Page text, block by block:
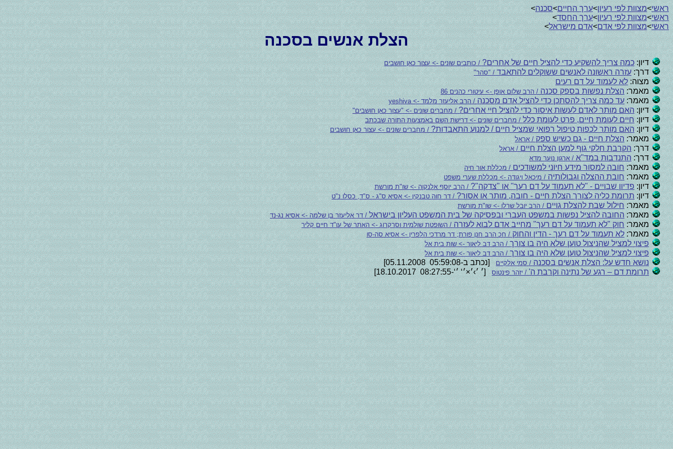
ראשי>מצוות לפי רעיון>ערך החיים>סכנה>
ראשי>מצוות לפי רעיון>ערך החסד>
ראשי>מצוות לפי אדם>אדם מישראל>
הצלת אנשים בסכנה
דיון:כמה צריך להשקיע כדי להציל חיים של אחרים?/ כותבים שונים -> עצור כאן חושבים
דרך:עזרה ראשונה לאנשים ששוקלים להתאבד/ "סהר"
מצוה:לא לעמוד על דם רעים
מאמר:הצלת נפשות בספק סכנה/ הרב שלום אופן -> עיטורי כהנים 86
מאמר:עד כמה צריך להסתכן כדי להציל אדם מסכנה/ הרב אליעזר מלמד -> yeshiva
דיון:האם מותר לאדם לעשות איסור כדי להציל חיי אחרים?/ מחברים שונים -> "עצור כאן חושבים"
דיון:חיים לעומת חיים, פרט לעומת כלל/ מחברים שונים -> דרישת השם באמצעות התורה שבכתב
דיון:האם מותר לכפות טיפול רפואי שמציל חיים / למנוע התאבדות?/ מחברים שונים -> עצור כאן חושבים
מאמר:הצלת חיים - גם כשיש ספק/ אראל
דרך:הקרבת חלקי גוף למען הצלת חיים/ אראל
דרך:התנדבות במד"א/ ארגון נוער מדא
מאמר:חובה למסור מידע חיוני למשודכים/ מכללת אור חיה
מאמר:חובת ההצלה וגבולותיה/ מיכאל ויגודה -> מכללת שערי משפט
דיון:פדיון שבויים - "לא תעמוד על דם רעך" או "צדקה"?/ הרב יוסף אלנקוה -> שו"ת מורשת
דיון:תרומת כליה לצורך הצלת חיים - חובה, מותר או אסור?/ דר חוה טבנקין -> אסיא ס"ג - ס"ד, כסלו נ"ט
מאמר:חילול שבת להצלת גויים/ הרב יובל שרלו -> שו"ת מורשת
מאמר:החובה להציל נפשות במשפט העברי ובפסיקה של בית המשפט העליון בישראל/ דר אליעזר בן שלמה -> אסיא נג-נד
מאמר:חוק "לא תעמוד על דם רעך" מחייב אדם לבוא לעזרה/ השופטת שולמית וסרקרוג -> האתר של עו"ד חיים קליר
מאמר:לא תעמוד על דם רעך - הדין והחוק/ חכ הרב חנן פורת; דר מרדכי הלפרין -> אסיא סה-סו
פיצוי למציל שהניצול טוען שלא היה בו צורך/ הרב דב ליאור -> שות בית אל
פיצוי למציל שהניצול טוען שלא היה בו צורך/ הרב דב ליאור -> שות בית אל
נושא חדש על: הצלת אנשים בסכנה/ סמי אלקיים
[נכתב ב-05:59:08 05.11.2008]
תרומת דם – רגע של נתינה וקרבת ה'/ יזהר פינטוס [׳ ׳›׳×׳‘ ׳‘-08:27:55 18.10.2017]